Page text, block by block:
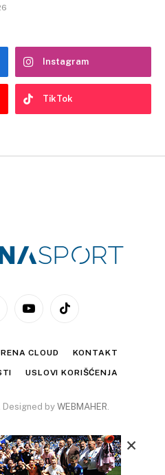
Instagram
TikTok
YouTubeTikTok
CLOUD KONTAKT
USLOVI KORIŠĆENJA
by WEBMAHER.
×